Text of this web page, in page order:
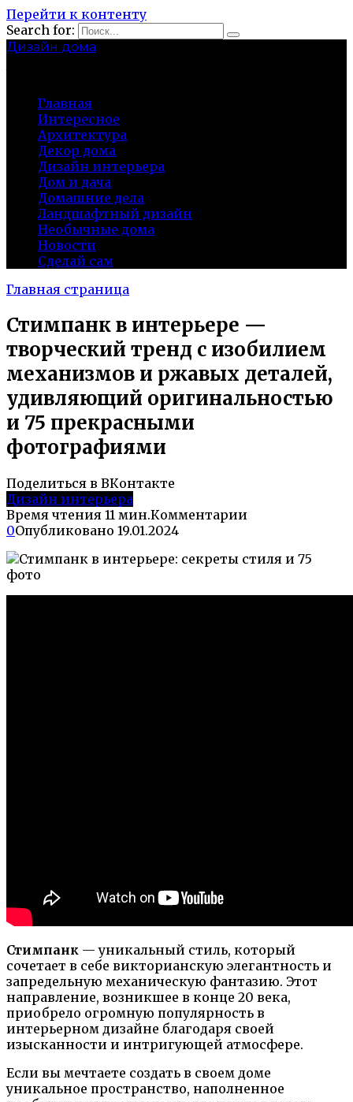
Перейти к контенту
Search for:
Дизайн дома
Главная
Интересное
Архитектура
Декор дома
Дизайн интерьера
Дом и дача
Домашние дела
Ландшафтный дизайн
Необычные дома
Новости
Сделай сам
Главная страница
Стимпанк в интерьере —
творческий тренд с изобилием
механизмов и ржавых деталей,
удивляющий оригинальностью
и 75 прекрасными
фотографиями
Поделиться в ВКонтакте
Дизайн интерьера
Время чтения 11 мин.Комментарии
0Опубликовано 19.01.2024
Стимпанк — уникальный стиль, который
сочетает в себе викторианскую элегантность и
запредельную механическую фантазию. Этот
направление, возникшее в конце 20 века,
приобрело огромную популярность в
интерьерном дизайне благодаря своей
изысканности и интригующей атмосфере.
Если вы мечтаете создать в своем доме
уникальное пространство, наполненное